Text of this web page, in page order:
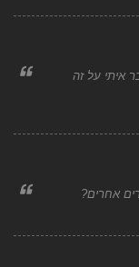
איתי על זה
אחרים?